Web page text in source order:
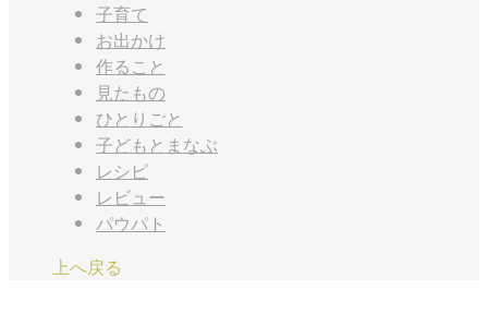
子育て
お出かけ
作ること
見たもの
ひとりごと
子どもとまなぶ
レシピ
レビュー
パウパト
上へ戻る